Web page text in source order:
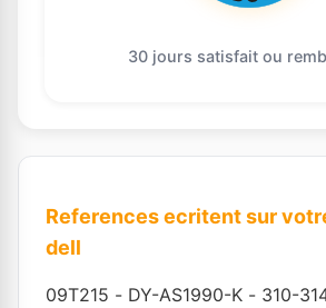
30 jours satisfait ou
References ecritent sur
dell
09T215 - DY-AS1990-K - 310-